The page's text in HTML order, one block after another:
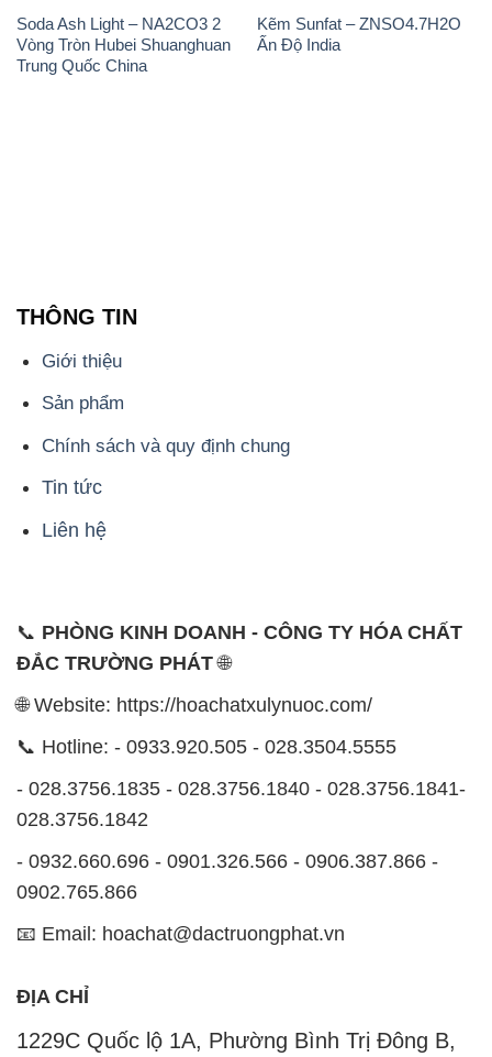
Soda Ash Light – NA2CO3 2
Vòng Tròn Hubei Shuanghuan
Trung Quốc China
Kẽm Sunfat – ZNSO4.7H2O
Ấn Độ India
THÔNG TIN
Giới thiệu
Sản phẩm
Chính sách và quy định chung
Tin tức
Liên hệ
📞 PHÒNG KINH DOANH - CÔNG TY HÓA CHẤT
ĐẮC TRƯỜNG PHÁT🌐
🌐 Website: https://hoachatxulynuoc.com/
📞 Hotline: - 0933.920.505 - 028.3504.5555
- 028.3756.1835 - 028.3756.1840 - 028.3756.1841-
028.3756.1842
- 0932.660.696 - 0901.326.566 - 0906.387.866 -
0902.765.866
📧 Email: hoachat@dactruongphat.vn
ĐỊA CHỈ
1229C Quốc lộ 1A, Phường Bình Trị Đông B,